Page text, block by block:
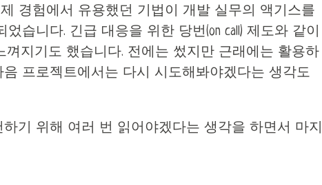
제 경험에서 유용했던 기법이 개발 실무의 액기스를
습니다. 긴급 대응을 위한 당번(on call) 제도와 같이
지기도 했습니다. 전에는 썼지만 근래에는 활용하
음 프로젝트에서는 다시 시도해봐야겠다는 생각도
기 위해 여러 번 읽어야겠다는 생각을 하면서 마지